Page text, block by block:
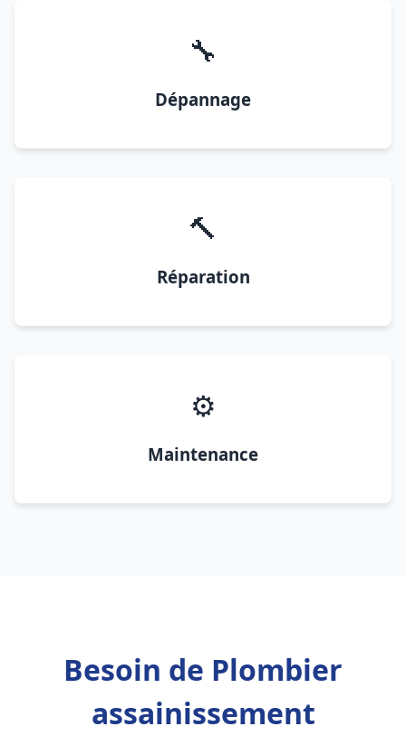
🔧
Dépannage
🔨
Réparation
⚙️
Maintenance
Besoin de Plombier
assainissement